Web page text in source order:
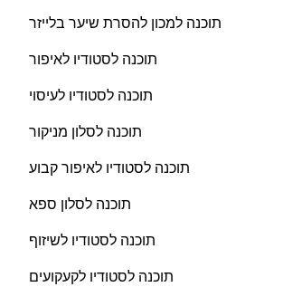
תוכנה למכון להסרת שיער בלייזר
תוכנה לסטודיו לאיפור
תוכנה לסטודיו לעיסוי
תוכנה לסלון מניקור
תוכנה לסטודיו לאיפור קבוע
תוכנה לסלון ספא
תוכנה לסטודיו לשיזוף
תוכנה לסטודיו לקעקועים